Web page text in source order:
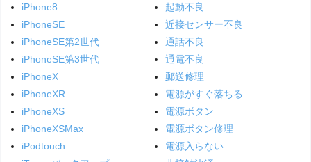
iPhone8
iPhoneSE
iPhoneSE第2世代
iPhoneSE第3世代
iPhoneX
iPhoneXR
iPhoneXS
iPhoneXSMax
iPodtouch
起動不良
近接センサー不良
通話不良
通電不良
郵送修理
電源がすぐ落ちる
電源ボタン
電源ボタン修理
電源入らない